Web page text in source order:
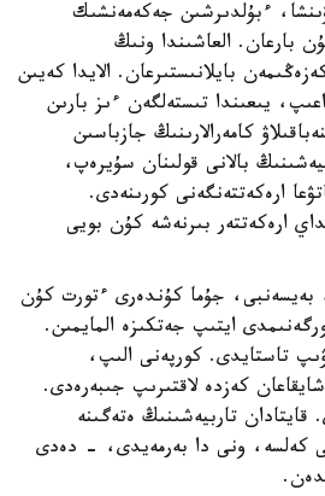
ءبۇلدىرشىن جەكەمەنشىك
بارعان. العاشىندا ونىڭ
بايلانىستىرعان. الايدا كەيىن
يىعىندا تىستەلگەن ءىز بارىن
كامەرالارىنىڭ جازباسىن
بالانى قولىنان سۇيرەپ،
ارەكەتتەنگەنى كورىنەدى.
ارەكەتتەر بىرنەشە كۇن بويى
جۇما كۇندەرى ءتورت كۇن
ايتىپ جەتكىزە المايمىن.
تاستايدى. كورپەنى الىپ،
كەزدە لاقتىرىپ جىبەرەدى.
قايتادان تاربيەشىنىڭ ەتەگىنە
كەلسە، ونى دا بەرمەيدى، - دەدى